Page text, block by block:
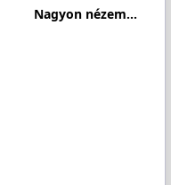
Nagyon nézem...